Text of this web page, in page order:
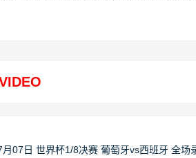
月07日 世界杯1/8决赛 葡萄牙vs西班牙 全场